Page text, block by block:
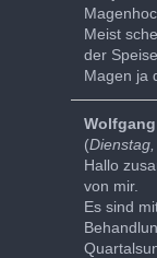
Meist
der
Magen ja
(
Hallo
von mir.
Es sind